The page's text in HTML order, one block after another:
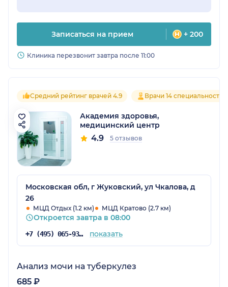
Записаться на прием + 200
Клиника перезвонит завтра после 11:00
Средний рейтинг врачей 4.9 Врачи 14 специальностей
Академия здоровья,
медицинский центр
4.9 5 отзывов
Московская обл, г Жуковский, ул Чкалова, д
26
МЦД Отдых (1.2 км) МЦД Кратово (2.7 км)
Откроется завтра в 08:00
+7 (495) 065-93-06 показать
Анализ мочи на туберкулез
685 ₽